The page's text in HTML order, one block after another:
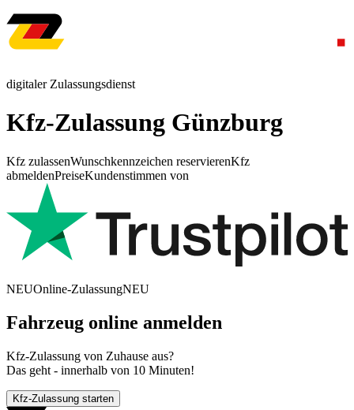
digitaler Zulassungsdienst
Kfz-Zulassung Günzburg
Kfz zulassenWunschkennzeichen reservierenKfz
abmeldenPreiseKundenstimmen von
NEUOnline-ZulassungNEU
Fahrzeug online anmelden
Kfz-Zulassung von Zuhause aus?
Das geht - innerhalb von 10 Minuten!
Kfz-Zulassung starten